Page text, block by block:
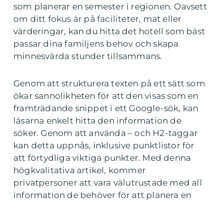
som planerar en semester i regionen. Oavsett
om ditt fokus är på faciliteter, mat eller
värderingar, kan du hitta det hotell som bäst
passar dina familjens behov och skapa
minnesvärda stunder tillsammans.
Genom att strukturera texten på ett sätt som
ökar sannolikheten för att den visas som en
framträdande snippet i ett Google-sök, kan
läsarna enkelt hitta den information de
söker. Genom att använda – och H2-taggar
kan detta uppnås, inklusive punktlistor för
att förtydliga viktiga punkter. Med denna
högkvalitativa artikel, kommer
privatpersoner att vara välutrustade med all
information de behöver för att planera en